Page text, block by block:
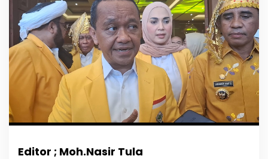
l
a
n
T
a
m
b
g
,
h
Editor ; Moh.Nasir Tula